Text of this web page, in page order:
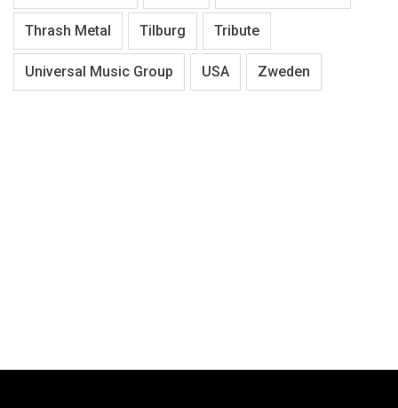
Thrash Metal Tilburg Tribute
Universal Music Group USA Zweden